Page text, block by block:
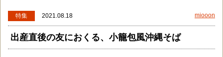
特集 2021.08.18 miooon
出産直後の友におくる、小籠包風沖縄そば